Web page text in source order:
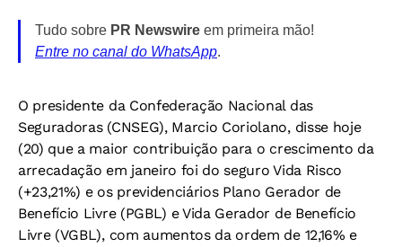
Tudo sobre PR Newswire em primeira mão!
Entre no canal do WhatsApp.
O presidente da Confederação Nacional das
Seguradoras (CNSEG), Marcio Coriolano, disse hoje
(20) que a maior contribuição para o crescimento da
arrecadação em janeiro foi do seguro Vida Risco
(+23,21%) e os previdenciários Plano Gerador de
Benefício Livre (PGBL) e Vida Gerador de Benefício
Livre (VGBL), com aumentos da ordem de 12,16% e